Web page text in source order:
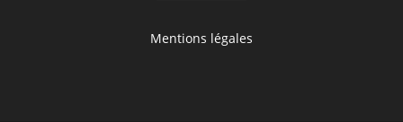
Mentions légales